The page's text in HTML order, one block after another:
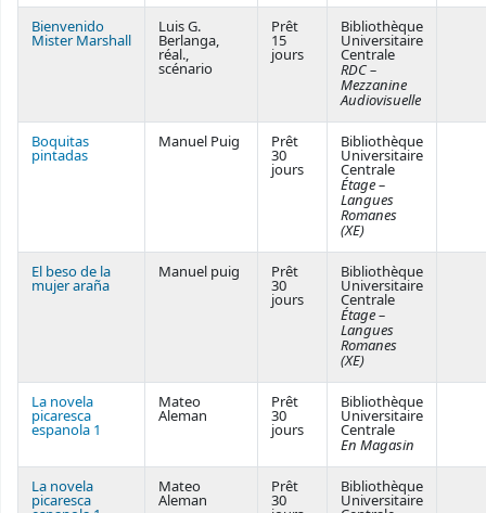
Bienvenido
Mister Marshall
Luis G.
Berlanga,
réal.,
scénario
Prêt
15
jours
Bibliothèque
Universitaire
Centrale
RDC –
Mezzanine
Audiovisuelle
Boquitas
pintadas
Manuel Puig Prêt
30
jours
Bibliothèque
Universitaire
Centrale
Étage –
Langues
Romanes
(XE)
El beso de la
mujer araña
Manuel puig Prêt
30
jours
Bibliothèque
Universitaire
Centrale
Étage –
Langues
Romanes
(XE)
La novela
picaresca
espanola 1
Mateo
Aleman
Prêt
30
jours
Bibliothèque
Universitaire
Centrale
En Magasin
La novela
picaresca
Mateo
Aleman
Prêt
30
Bibliothèque
Universitaire